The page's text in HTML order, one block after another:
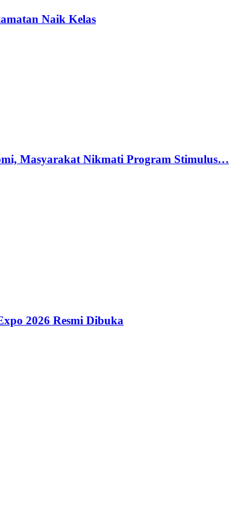
Naik Kelas
Masyarakat Nikmati Program Stimulus…
2026 Resmi Dibuka